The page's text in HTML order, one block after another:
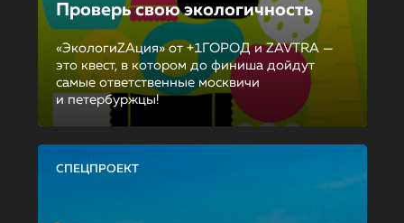
Проверь свою экологичность
«ЭкологиZAция» от +1ГОРОД и ZAVTRA —
это квест, в котором до финиша дойдут
самые ответственные москвичи
и петербуржцы!
СПЕЦПРОЕКТ